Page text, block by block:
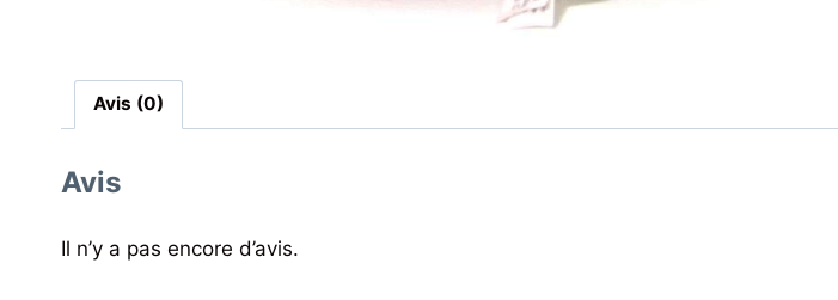
Avis (0)
Avis
Il n’y a pas encore d’avis.